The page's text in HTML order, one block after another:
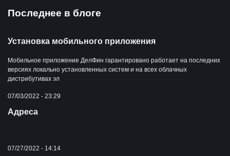
Последнее в блоге
Установка мобильного приложения
Мобильное приложение ДелФин гарантировано работает на последних
версиях локально установленных систем и на всех облачных
дистрибутивах эл
07/03/2022 - 23:29
Адреса
07/27/2022 - 14:14